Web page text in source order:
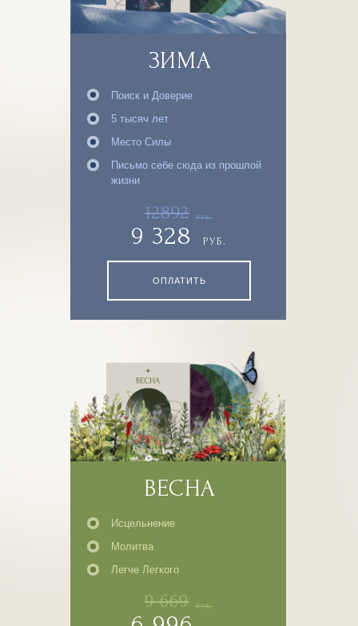
ОПЛАТИТЬ ОПИСАНИЕ
ОПИСАНИЕ
9 328 РУБ.
РУБ.
12892
Поиск и Доверие
5 тысяч лет
Место Силы
ЗИМА
ОПЛАТИТЬ
Исцельнение
Молитва
Легче Легкого
РУБ.
9 669
ВЕСНА
Письмо себе сюда из прошлой
жизни